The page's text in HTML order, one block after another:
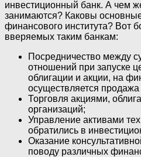
инвестиционный банк. А чем
занимаются? Каковы
финансового института? Вот
вверяемых таким банкам:
Посредничество между
отношений при запуске
облигации и акции, на
осуществляется
Торговля акциями,
организаций;
Управление активами
обратились в
Оказание
поводу различных